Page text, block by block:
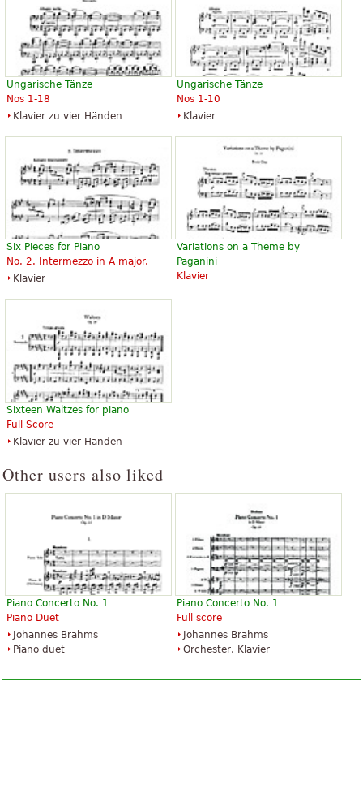
Ungarische Tänze
Nos 1-18
Klavier zu vier Händen
Ungarische Tänze
Nos 1-10
Klavier
Six Pieces for Piano
No. 2. Intermezzo in A major.
Klavier
Variations on a Theme by
Paganini
Klavier
Sixteen Waltzes for piano
Full Score
Klavier zu vier Händen
Other users also liked
Piano Concerto No. 1
Piano Duet
Johannes Brahms
Piano duet
Piano Concerto No. 1
Full score
Johannes Brahms
Orchester, Klavier